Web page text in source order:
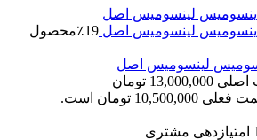
٪19محصول
لینسومیس اصل
قیمت اصلی 13,000,000 تومان
10,500,000 تومان است.
1 امتیازدهی مشتری